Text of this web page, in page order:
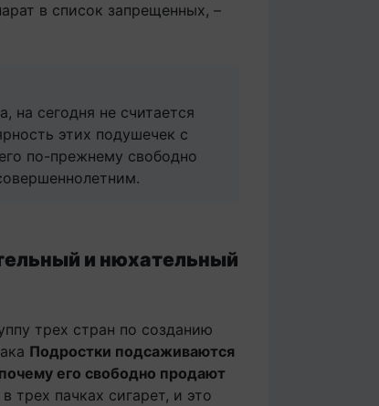
в список запрещенных, –
на сегодня не считается
этих подушечек с
по-прежнему свободно
и нюхательный
трех стран по созданию
Подростки подсаживаются
его свободно продают
трех пачках сигарет, и это